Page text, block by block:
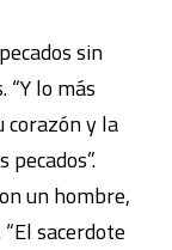
sin
lo más
y la
un hombre,
“El sacerdote